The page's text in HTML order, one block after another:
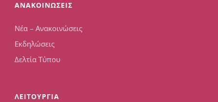
ΑΝΑΚΟΙΝΩΣΕΙΣ
Νέα – Ανακοινώσεις
Εκδηλώσεις
Δελτία Τύπου
ΛΕΙΤΟΥΡΓΙΑ